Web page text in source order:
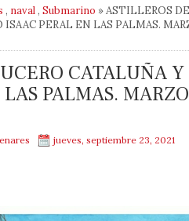
, naval, Submarino » ASTILLEROS DE
PERAL EN LAS PALMAS.
CATALUÑA
PALMAS.
jueves, septiembre 23, 2021